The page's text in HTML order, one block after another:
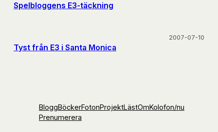
Spelbloggens E3-täckning
Tyst från E3 i Santa Monica
2007-07-10
BloggBöckerFotonProjektLästOmKolofon/nu
Prenumerera